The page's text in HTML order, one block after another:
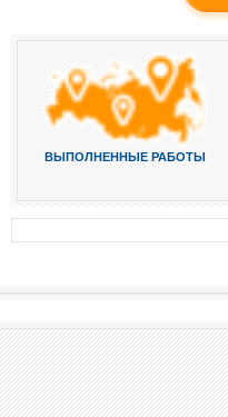
ВЫПОЛНЕННЫЕ РАБОТЫ